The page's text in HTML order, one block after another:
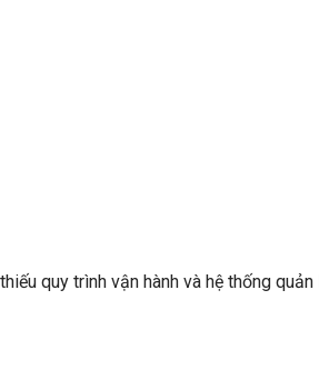
quy trình vận hành và hệ thống